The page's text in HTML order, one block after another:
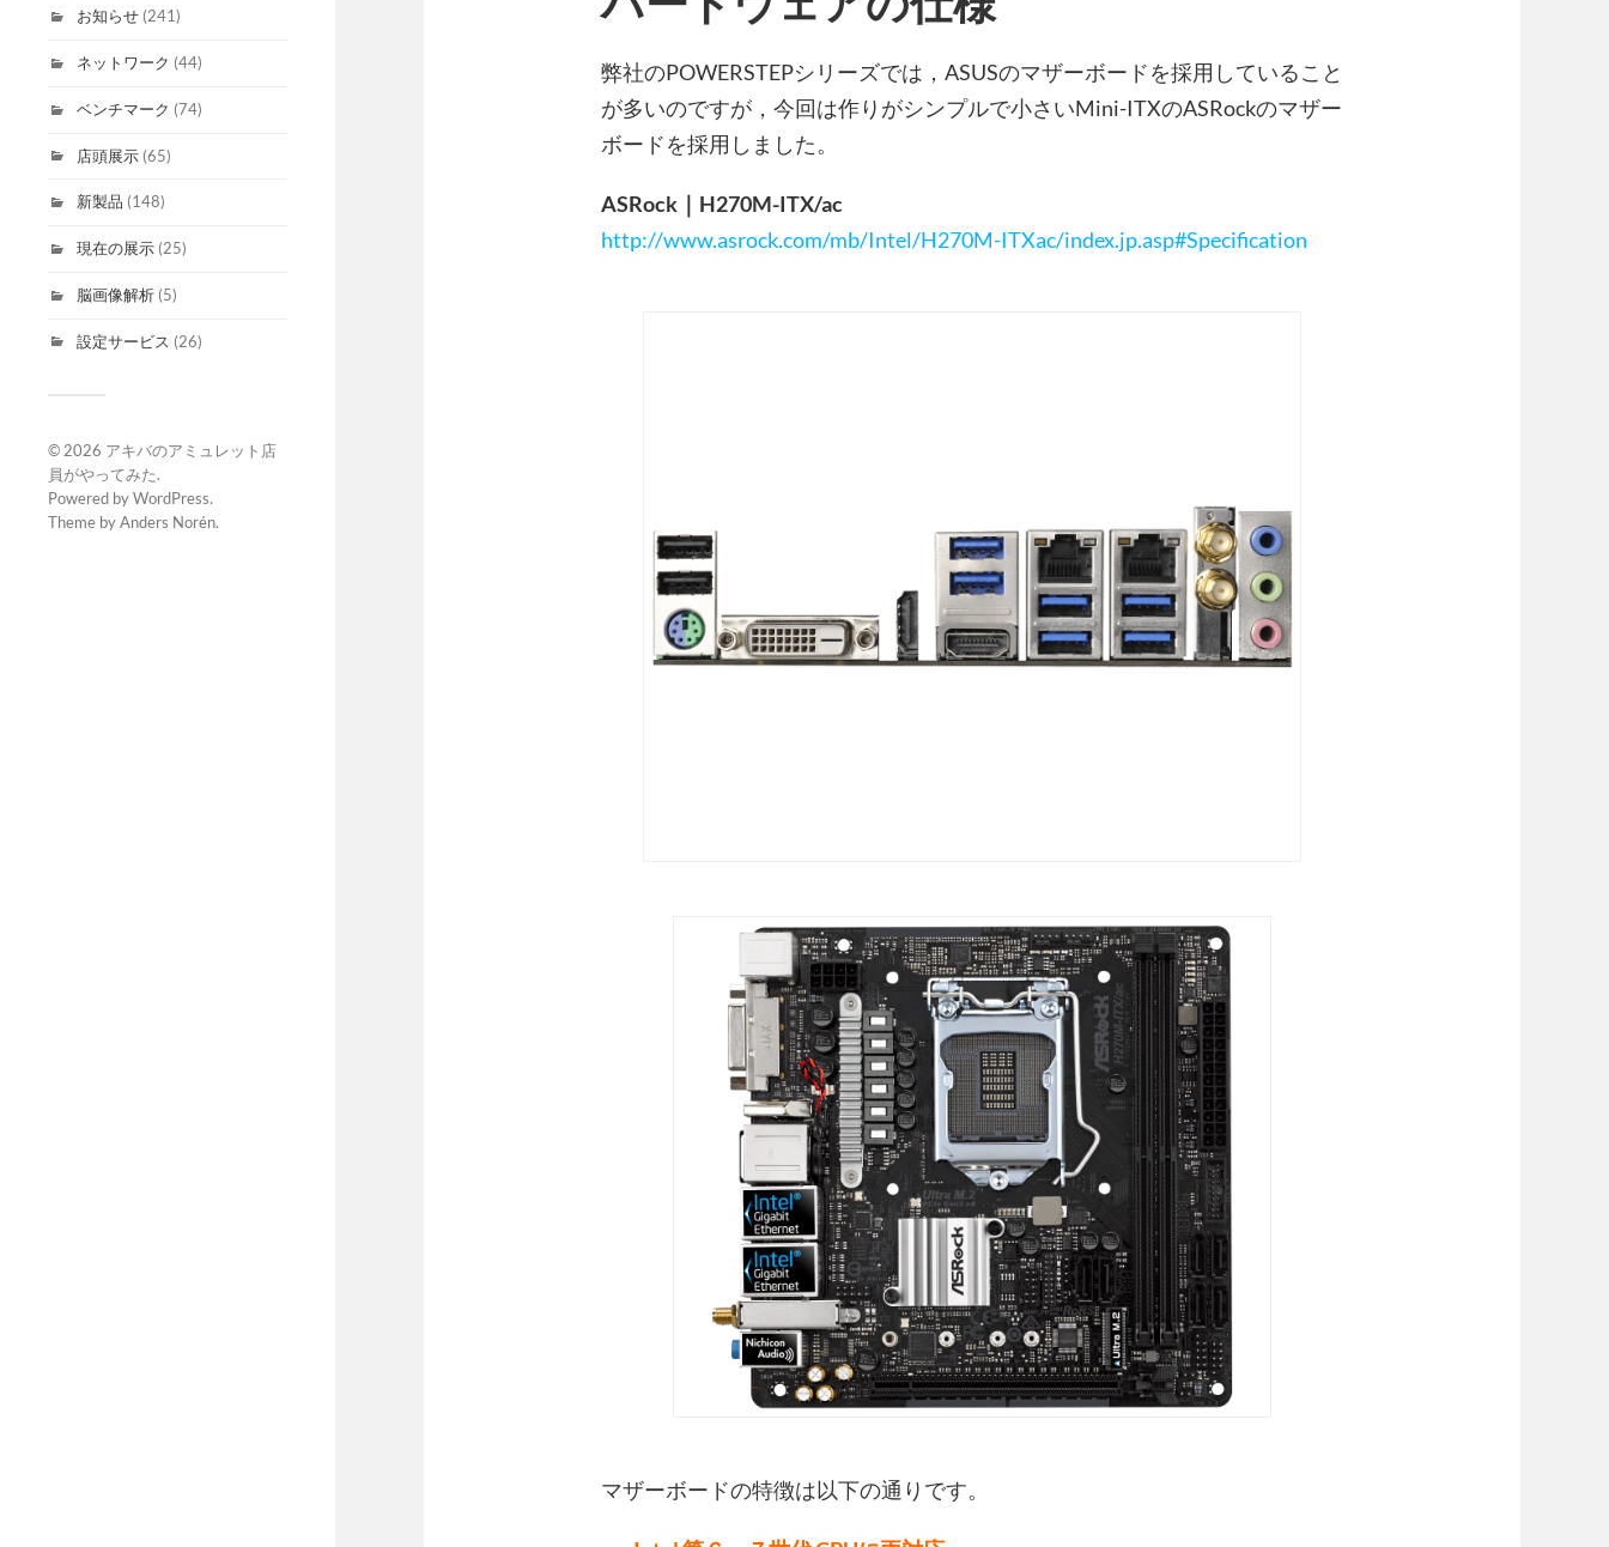
お知らせ (241)
ネットワーク (44)
ベンチマーク (74)
店頭展示 (65)
新製品 (148)
現在の展示 (25)
脳画像解析 (5)
設定サービス (26)
© 2026 アキバのアミュレット店
員がやってみた.
Powered byWordPress.
Theme byAnders Norén.
弊社のPOWERSTEPシリーズでは，ASUSのマザーボードを採用していること
が多いのですが，今回は作りがシンプルで小さいMini-ITXのASRockのマザー
ボードを採用しました。
ASRock｜H270M-ITX/ac
http://www.asrock.com/mb/Intel/H270M-ITXac/index.jp.asp#Specification
マザーボードの特徴は以下の通りです。